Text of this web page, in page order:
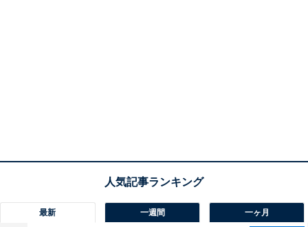
最新 一週間 一ヶ月